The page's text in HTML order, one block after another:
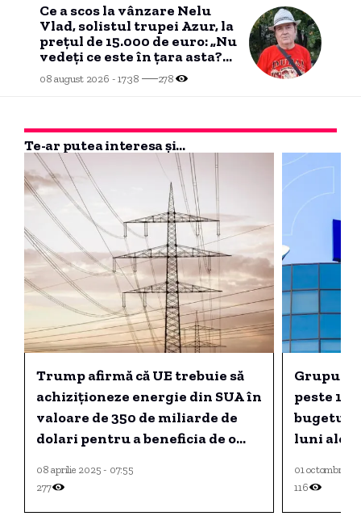
Ce a scos la vânzare Nelu
Vlad, solistul trupei Azur, la
prețul de 15.000 de euro: „Nu
vedeți ce este în țara asta?
Nu mai am timp”
08 august 2026 - 17:38 278
Te-ar putea interesa și...
Trump afirmă că UE trebuie să
achiziționeze energie din SUA în
valoare de 350 de miliarde de
dolari pentru a beneficia de o
08 aprilie 2025 - 07:55
277
Grupul
peste 1,1
bugetul
luni ale
01 octombrie
116